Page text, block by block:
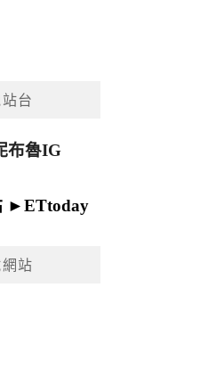
台
布魯IG
►ETtoday
站